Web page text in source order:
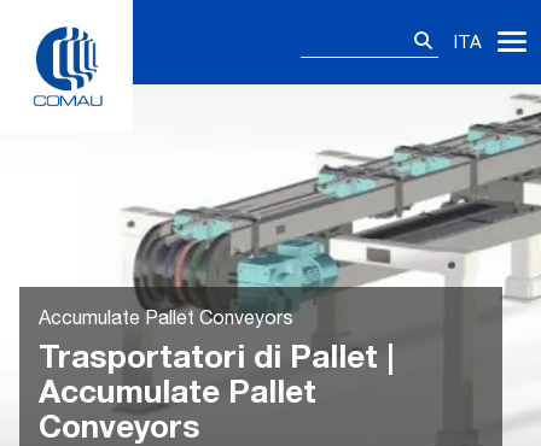
content
ITA
Accumulate Pallet Conveyors
Trasportatori di Pallet |
Accumulate Pallet
Conveyors